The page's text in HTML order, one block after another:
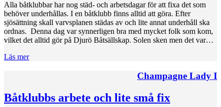
Alla båtklubbar har nog städ- och arbetsdagar för att fixa det som
behöver underhållas. I en båtklubb finns alltid att göra. Efter
sjösättning skall varvsplanen städas av och lite annat underhåll ska
ordnas. Denna dag var synnerligen bra med mycket folk som kom,
vilket det alltid gör på Djurö Båtsällskap. Solen sken men det var…
Läs mer
Champagne Lady I
Båtklubbs arbete och lite små fix